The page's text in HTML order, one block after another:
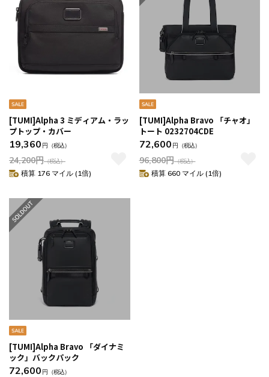
[TUMI]Alpha 3 ミディアム・ラッ
プトップ・カバー
19,360 円 （税込）
24,200円（税込）
積算 176 マイル (1倍)
[TUMI]Alpha Bravo 「チャオ」
トート 0232704CDE
72,600 円 （税込）
96,800円（税込）
積算 660 マイル (1倍)
[TUMI]Alpha Bravo 「ダイナミ
ック」バックパック
72,600 円 （税込）